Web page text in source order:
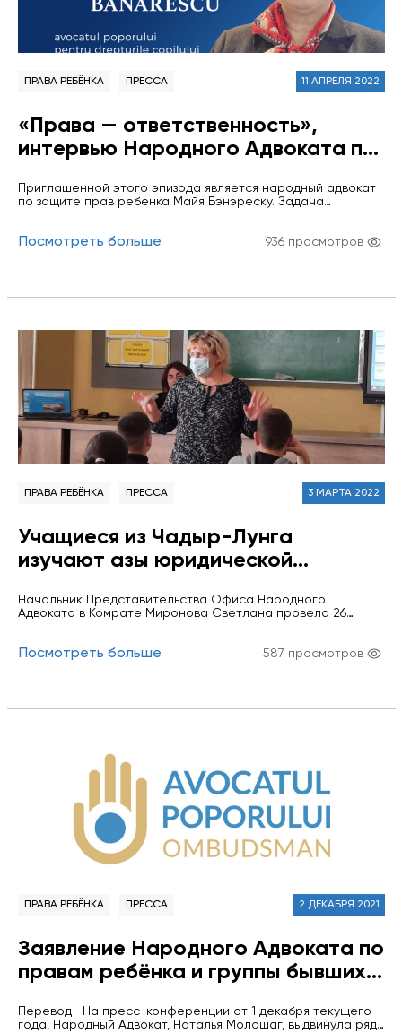
ПРАВА РЕБЁНКА ПРЕССА 11 АПРЕЛЯ 2022
«Права — ответственность»,
интервью Народного Адвоката по
для Информационного портала
Приглашенной этого эпизода является народный адвокат
по защите прав ребенка Майя Бэнэреску. Задача
превышения власти органами публичного управления, и
класса Теоретического лицея им.…
Посмотреть больше 936 просмотров
ПРАВА РЕБЁНКА ПРЕССА 3 МАРТА 2022
Учащиеся из Чадыр-Лунга
изучают азы юридической
Начальник Представительства Офиса Народного
Адвоката в Комрате Миронова Светлана провела 26
избрана "Особенности ответстсвенности
различных упражнениях по развитию осознанного
Посмотреть больше 587 просмотров
ПРАВА РЕБЁНКА ПРЕССА 2 ДЕКАБРЯ 2021
Заявление Народного Адвоката по
правам ребёнка и группы бывших и
Народного Адвоката в связи с
Перевод На пресс-конференции от 1 декабря текущего
года, Народный Адвокат, Наталья Молошаг, выдвинула ряд